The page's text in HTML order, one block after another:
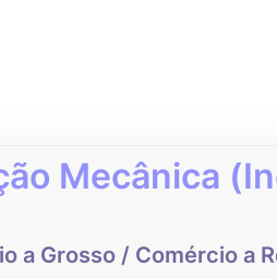
Mecânica
a Grosso / Comércio a